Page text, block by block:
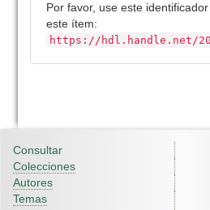
Por favor, use este
este ítem:
https://hdl.handle.net/
Consultar
Colecciones
Autores
Temas